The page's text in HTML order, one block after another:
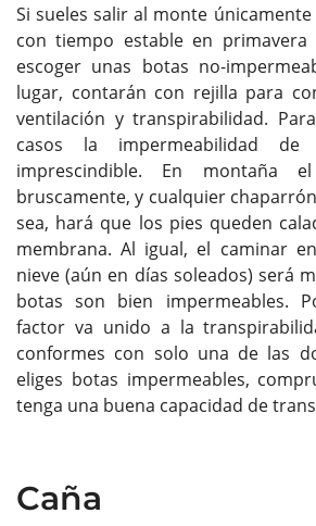
Si sueles salir al monte
con tiempo estable en
escoger unas botas no-
lugar, contarán con rejilla para
ventilación y transpirabilidad.
casos la impermeabilidad
imprescindible. En montaña
bruscamente, y cualquier
sea, hará que los pies queden
membrana. Al igual, el caminar
nieve (aún en días soleados) será
botas son bien impermeables.
factor va unido a la
conformes con solo una de las
eliges botas impermeables,
tenga una buena capacidad de
Caña